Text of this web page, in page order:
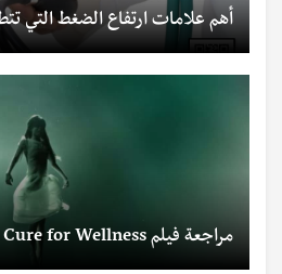
أهم علامات ارتفاع الضغط التي
مراجعة فيلم A Cure for Wellness